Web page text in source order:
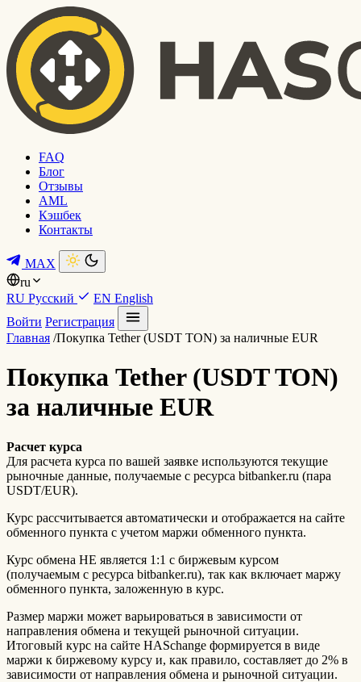
FAQ
Блог
Отзывы
AML
Кэшбек
Контакты
MAX
ru
RU Русский EN English
Войти Регистрация
Главная /Покупка Tether (USDT TON) за наличные EUR
Покупка Tether (USDT TON)
за наличные EUR
Расчет курса
Для расчета курса по вашей заявке используются текущие
рыночные данные, получаемые с ресурса bitbanker.ru (пара
USDT/EUR).
Курс рассчитывается автоматически и отображается на сайте
обменного пункта с учетом маржи обменного пункта.
Курс обмена НЕ является 1:1 с биржевым курсом
(получаемым с ресурса bitbanker.ru), так как включает маржу
обменного пункта, заложенную в курс.
Размер маржи может варьироваться в зависимости от
направления обмена и текущей рыночной ситуации.
Итоговый курс на сайте HASchange формируется в виде
маржи к биржевому курсу и, как правило, составляет до 2% в
зависимости от направления обмена и рыночной ситуации.